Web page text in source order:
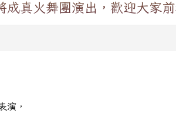
真火舞團演出，歡迎大家前
演，